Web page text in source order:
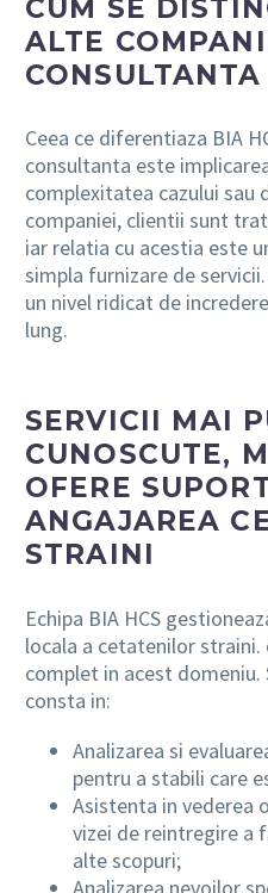
CUM SE
ALTE
CONSULTANTA
Ceea ce diferentiaza BIA
consultanta este
complexitatea cazului sau
companiei, clientii sunt
iar relatia cu acestia este
simpla furnizare de
un nivel ridicat de
lung.
SERVICII MAI
CUNOSCUTE,
OFERE
ANGAJAREA
STRAINI
Echipa BIA HCS
locala a cetatenilor
complet in acest
consta in:
Analizarea si
pentru a stabili care
Asistenta in vederea
vizei de reintregire a
alte scopuri;